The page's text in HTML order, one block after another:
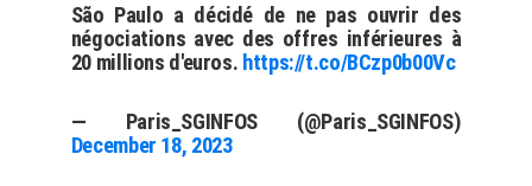
São Paulo a décidé de ne pas ouvrir des
négociations avec des offres inférieures à
20 millions d'euros. https://t.co/BCzp0b00Vc
— Paris_SGINFOS (@Paris_SGINFOS)
December 18, 2023